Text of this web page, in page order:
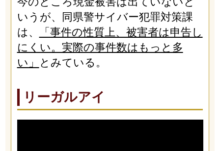
いうが、同県警サイバー犯罪対策課
は、
「事件の性質上、被害者は申告し
にくい。実際の事件数はもっと多
い」
とみている。
リーガルアイ